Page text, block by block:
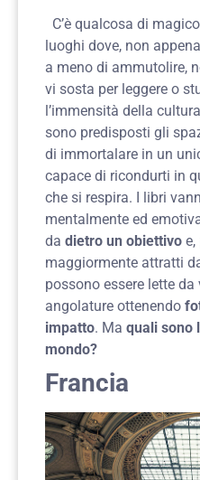
C’è qualcosa di
luoghi dove, non
a meno di ammutolire,
vi sosta per leggere o
l’immensità della
sono predisposti gli
di immortalare in un
capace di ricondurti in
che si respira. I libri
mentalmente ed
da dietro un obiettivo e,
maggiormente attratti
possono essere lette
angolature ottenendo
impatto. Ma quali sono
mondo?
Francia